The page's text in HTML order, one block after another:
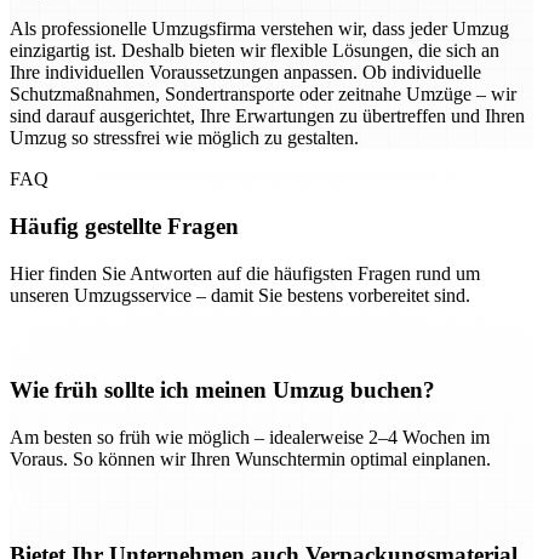
Als professionelle Umzugsfirma verstehen wir, dass jeder Umzug
einzigartig ist. Deshalb bieten wir flexible Lösungen, die sich an
Ihre individuellen Voraussetzungen anpassen. Ob individuelle
Schutzmaßnahmen, Sondertransporte oder zeitnahe Umzüge – wir
sind darauf ausgerichtet, Ihre Erwartungen zu übertreffen und Ihren
Umzug so stressfrei wie möglich zu gestalten.
FAQ
Häufig gestellte Fragen
Hier finden Sie Antworten auf die häufigsten Fragen rund um
unseren Umzugsservice – damit Sie bestens vorbereitet sind.
Wie früh sollte ich meinen Umzug buchen?
Am besten so früh wie möglich – idealerweise 2–4 Wochen im
Voraus. So können wir Ihren Wunschtermin optimal einplanen.